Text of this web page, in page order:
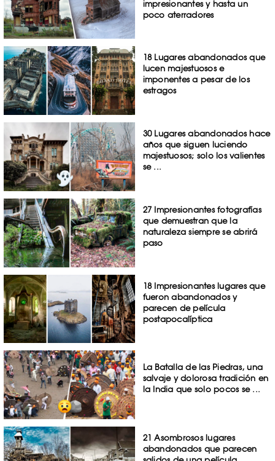
impresionantes y hasta un
poco aterradores
18 Lugares abandonados que
lucen majestuosos e
imponentes a pesar de los
estragos
30 Lugares abandonados hace
años que siguen luciendo
majestuosos; solo los valientes
se ...
27 Impresionantes fotografías
que demuestran que la
naturaleza siempre se abrirá
paso
18 Impresionantes lugares que
fueron abandonados y
parecen de película
postapocalíptica
La Batalla de las Piedras, una
salvaje y dolorosa tradición en
la India que solo pocos se ...
21 Asombrosos lugares
abandonados que parecen